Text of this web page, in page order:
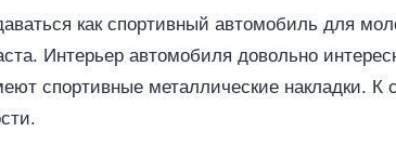
как спортивный автомобиль для
Интерьер автомобиля довольно
спортивные металлические накладки.